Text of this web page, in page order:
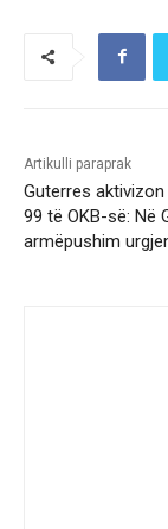
Artikulli paraprak
Guterres aktivizon
99 të OKB-së: Në
armëpushim